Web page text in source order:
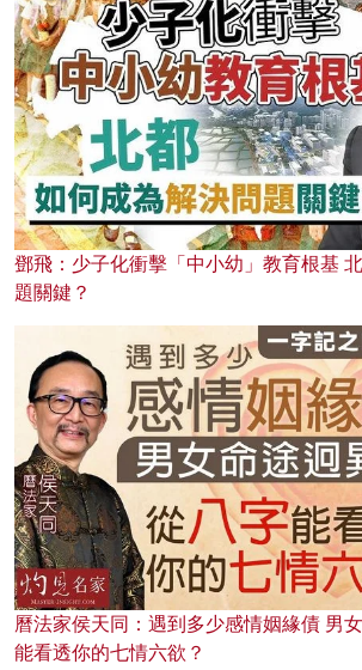
鄧飛：少子化衝擊「中小幼」教育根基
題關鍵？
曆法家侯天同：遇到多少感情姻緣債 男
能看透你的七情六欲？